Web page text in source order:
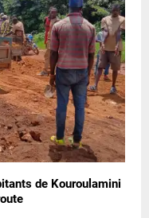
de Kouroulamini